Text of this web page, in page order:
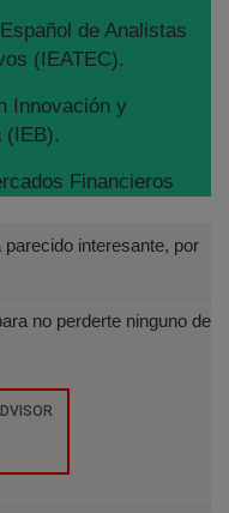
de Analistas
(IEATEC).
Innovación y
(IEB).
Financieros
(MIFID II):
Titulos-
por la Universidad
interesante, por
no perderte ninguno de